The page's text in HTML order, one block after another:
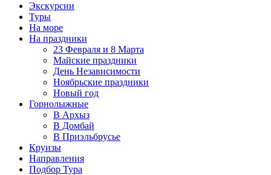
Экскурсии
Туры
На море
На праздники
23 Февраля и 8 Марта
Майские праздники
День Независимости
Ноябрьские праздники
Новый год
Горнолыжные
В Архыз
В Домбай
В Приэльбрусье
Круизы
Направления
Подбор Тура